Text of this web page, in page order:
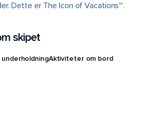
Dette er The Icon of Vacations℠.
skipet
Aktiviteter om bord